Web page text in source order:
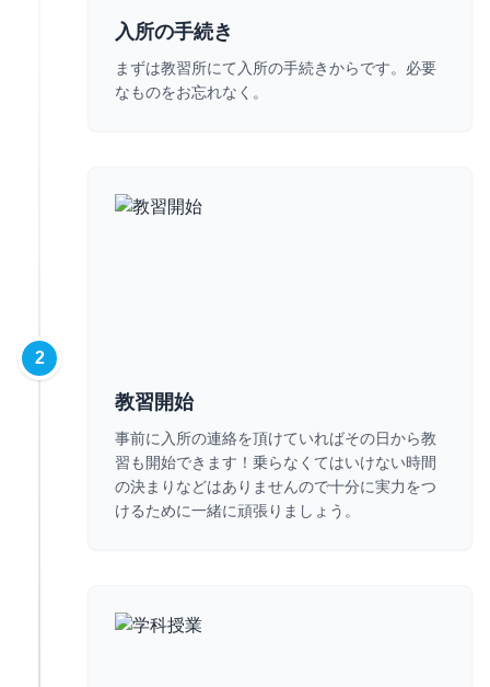
入所の手続き
まずは教習所にて入所の手続きからです。必要
なものをお忘れなく。
2
教習開始
事前に入所の連絡を頂けていればその日から教
習も開始できます！乗らなくてはいけない時間
の決まりなどはありませんので十分に実力をつ
けるために一緒に頑張りましょう。